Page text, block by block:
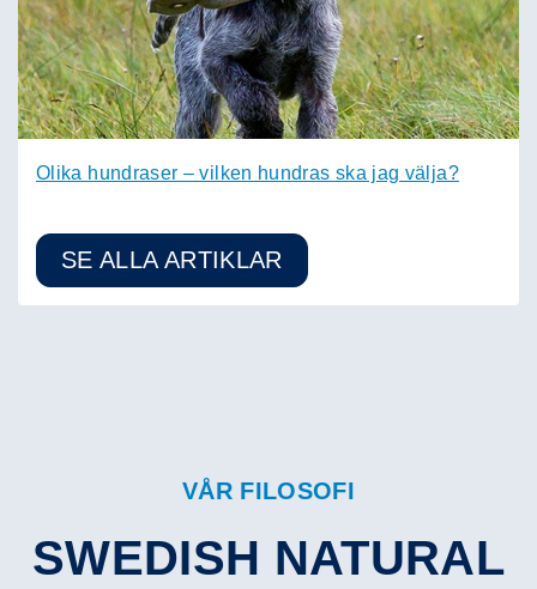
Olika hundraser – vilken hundras ska jag välja?
SE ALLA ARTIKLAR
VÅR FILOSOFI
SWEDISH NATURAL